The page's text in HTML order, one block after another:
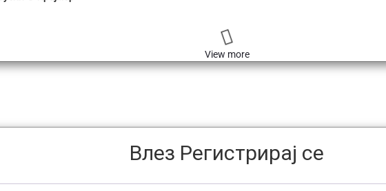
View more
Влез Регистрирај се